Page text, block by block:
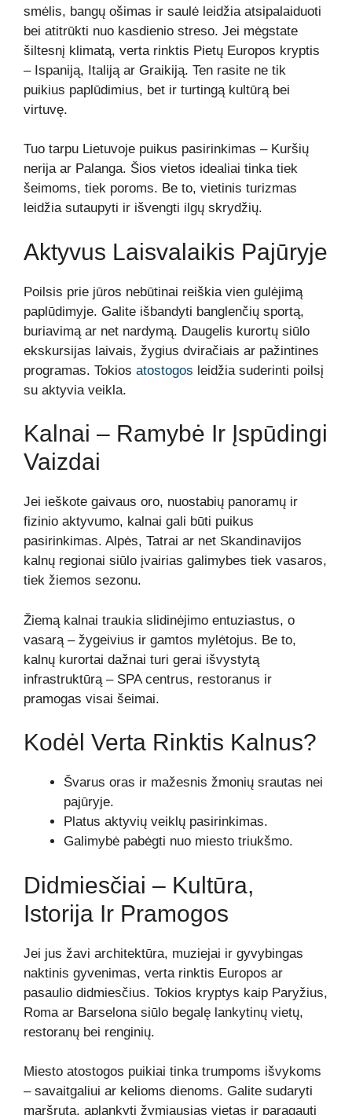
smėlis, bangų ošimas ir saulė leidžia atsipalaiduoti
bei atitrūkti nuo kasdienio streso. Jei mėgstate
šiltesnį klimatą, verta rinktis Pietų Europos kryptis
– Ispaniją, Italiją ar Graikiją. Ten rasite ne tik
puikius paplūdimius, bet ir turtingą kultūrą bei
virtuvę.
Tuo tarpu Lietuvoje puikus pasirinkimas – Kuršių
nerija ar Palanga. Šios vietos idealiai tinka tiek
šeimoms, tiek poroms. Be to, vietinis turizmas
leidžia sutaupyti ir išvengti ilgų skrydžių.
Aktyvus Laisvalaikis Pajūryje
Poilsis prie jūros nebūtinai reiškia vien gulėjimą
paplūdimyje. Galite išbandyti banglenčių sportą,
buriavimą ar net nardymą. Daugelis kurortų siūlo
ekskursijas laivais, žygius dviračiais ar pažintines
programas. Tokios atostogos leidžia suderinti poilsį
su aktyvia veikla.
Kalnai – Ramybė Ir Įspūdingi
Vaizdai
Jei ieškote gaivaus oro, nuostabių panoramų ir
fizinio aktyvumo, kalnai gali būti puikus
pasirinkimas. Alpės, Tatrai ar net Skandinavijos
kalnų regionai siūlo įvairias galimybes tiek vasaros,
tiek žiemos sezonu.
Žiemą kalnai traukia slidinėjimo entuziastus, o
vasarą – žygeivius ir gamtos mylėtojus. Be to,
kalnų kurortai dažnai turi gerai išvystytą
infrastruktūrą – SPA centrus, restoranus ir
pramogas visai šeimai.
Kodėl Verta Rinktis Kalnus?
Švarus oras ir mažesnis žmonių srautas nei
pajūryje.
Platus aktyvių veiklų pasirinkimas.
Galimybė pabėgti nuo miesto triukšmo.
Didmiesčiai – Kultūra,
Istorija Ir Pramogos
Jei jus žavi architektūra, muziejai ir gyvybingas
naktinis gyvenimas, verta rinktis Europos ar
pasaulio didmiesčius. Tokios kryptys kaip Paryžius,
Roma ar Barselona siūlo begalę lankytinų vietų,
restoranų bei renginių.
Miesto atostogos puikiai tinka trumpoms išvykoms
– savaitgaliui ar kelioms dienoms. Galite sudaryti
maršrutą, aplankyti žymiausias vietas ir paragauti